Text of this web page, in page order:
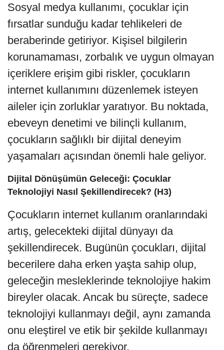
Sosyal medya kullanımı, çocuklar için
fırsatlar sunduğu kadar tehlikeleri de
beraberinde getiriyor. Kişisel bilgilerin
korunamaması, zorbalık ve uygun olmayan
içeriklere erişim gibi riskler, çocukların
internet kullanımını düzenlemek isteyen
aileler için zorluklar yaratıyor. Bu noktada,
ebeveyn denetimi ve bilinçli kullanım,
çocukların sağlıklı bir dijital deneyim
yaşamaları açısından önemli hale geliyor.
Dijital Dönüşümün Geleceği: Çocuklar
Teknolojiyi Nasıl Şekillendirecek? (H3)
Çocukların internet kullanım oranlarındaki
artış, gelecekteki dijital dünyayı da
şekillendirecek. Bugünün çocukları, dijital
becerilere daha erken yaşta sahip olup,
geleceğin mesleklerinde teknolojiye hakim
bireyler olacak. Ancak bu süreçte, sadece
teknolojiyi kullanmayı değil, aynı zamanda
onu eleştirel ve etik bir şekilde kullanmayı
da öğrenmeleri gerekiyor.